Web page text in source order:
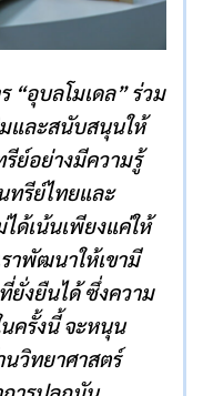
“อุบลโมเดล” ร่วม
และสนับสนุนให้
ย์อย่างมีความรู้
รีย์ไทยและ
ด้เน้นเพียงแค่ให้
าพัฒนาให้เขามี
งยืนได้ ซึ่งความ
ครั้งนี้ จะหนุน
นวิทยาศาสตร์